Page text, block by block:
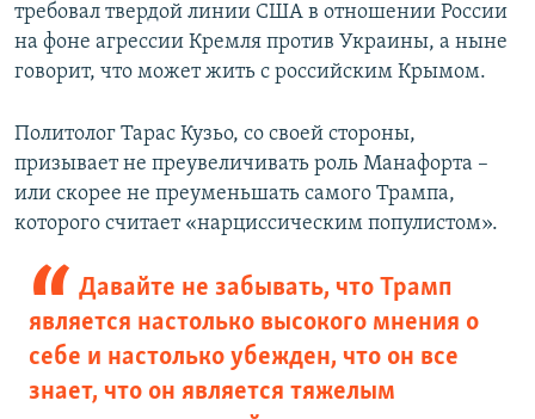
требовал твердой линии США в отношении России
на фоне агрессии Кремля против Украины, а ныне
говорит, что может жить с российским Крымом.
Политолог Тарас Кузьо, со своей стороны,
призывает не преувеличивать роль Манафорта –
или скорее не преуменьшать самого Трампа,
которого считает «нарциссическим популистом».
Давайте не забывать, что Трамп
является настолько высокого мнения о
себе и настолько убежден, что он все
знает, что он является тяжелым